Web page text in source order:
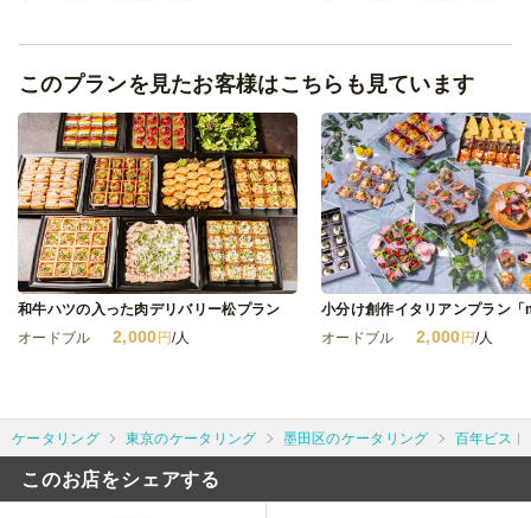
このプランを見たお客様はこちらも見ています
和牛ハツの入った肉デリバリー松プラン
オードブル
2,000 円/人
小分け創作イタリアンプラン
オードブル
2,000 円/人
ケータリング 東京のケータリング 墨田区のケータリング 百年ビス
このお店をシェアする